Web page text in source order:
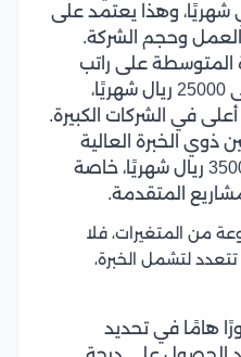
سعودي شهريًا، وهذا يعتمد على
وحجم الشركة.
المتوسطة على راتب
10000 أو يزداد ليصل إلى 25000 ريال شهريًا،
في الشركات الكبيرة.
ذوي الخبرة العالية
والمديرين لتصل إلى 35000 ريال شهريًا، خاصة
المتقدمة.
من المتغيرات، فلا
لتشمل الخبرة،
هامًا في تحديد